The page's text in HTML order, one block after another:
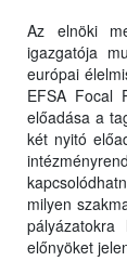
Az elnöki
igazgatója
európai
EFSA Focal
előadása a
két nyitó
milyen
előnyöket